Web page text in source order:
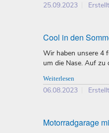
25.09.2023
Cool in den
Wir haben unsere 4
um die Nase. Auf
Weiterlesen
06.08.2023
Motorradgarage